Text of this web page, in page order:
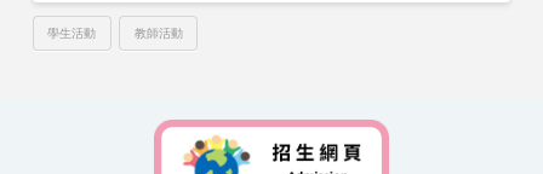
學生活動 教師活動